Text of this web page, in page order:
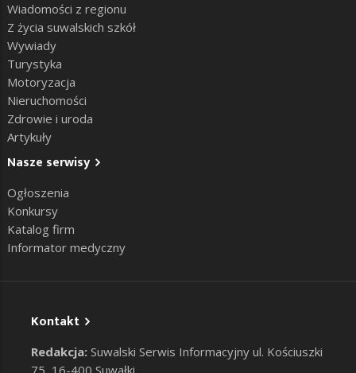
Wiadomości z regionu
Z życia suwalskich szkół
Wywiady
Turystyka
Motoryzacja
Nieruchomości
Zdrowie i uroda
Artykuły
Nasze serwisy
Ogłoszenia
Konkursy
Katalog firm
Informator medyczny
Kontakt
Redakcja: Suwalski Serwis Informacyjny ul. Kościuszki